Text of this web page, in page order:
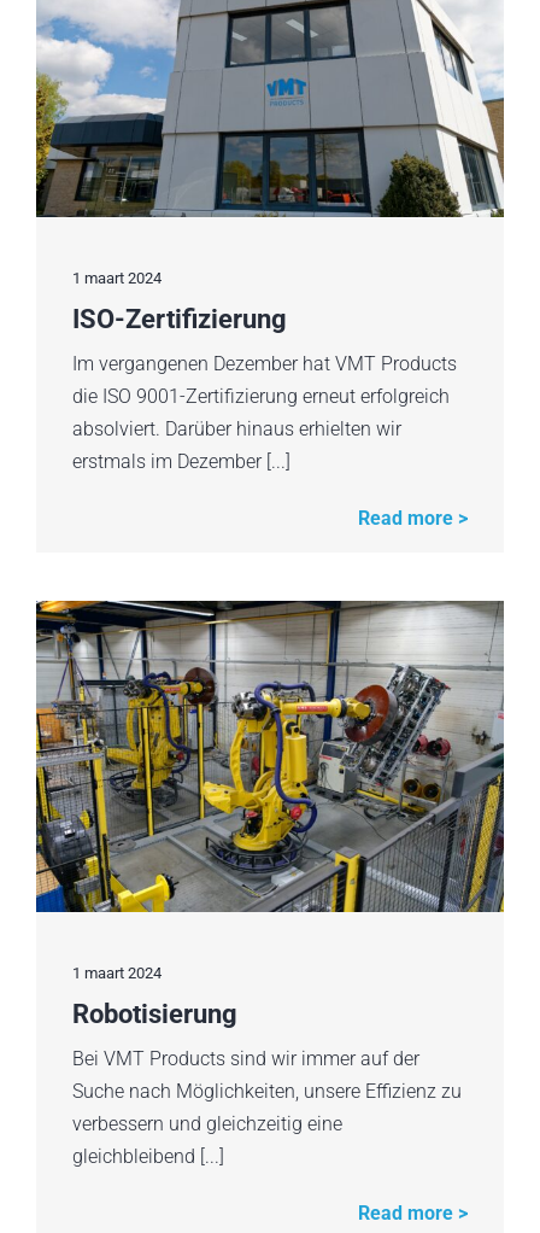
1 maart 2024
ISO-Zertifizierung
Im vergangenen Dezember hat VMT Products
die ISO 9001-Zertifizierung erneut erfolgreich
absolviert. Darüber hinaus erhielten wir
erstmals im Dezember [...]
Read more >
1 maart 2024
Robotisierung
Bei VMT Products sind wir immer auf der
Suche nach Möglichkeiten, unsere Effizienz zu
verbessern und gleichzeitig eine
gleichbleibend [...]
Read more >